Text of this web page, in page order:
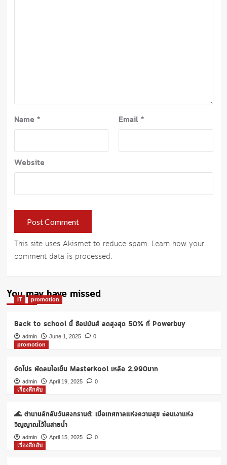
Name * Email *
Website
This site uses Akismet to reduce spam. Learn how your
comment data is processed.
You may have missed
IT promotion
Back to school นี้ ช้อปมันส์ ลดสูงสุด 50% ที่ Powerbuy
admin June 1, 2025
0
promotion
จัดโปร พัดลมไอเย็น Masterkool เหลือ 2,990บาท
admin April 19, 2025
0
เรื่องลึกลับ
🌊 ตำนานลึกลับวันสงกรานต์: เมื่อเทศกาลแห่งความสุข ซ่อนเงาแห่ง
วิญญาณไว้ในสายน้ำ
admin April 15, 2025
0
เรื่องลึกลับ